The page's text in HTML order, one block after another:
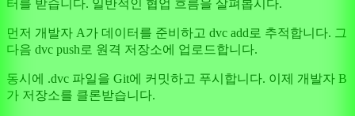
터를 받습니다. 일반적인 협업 흐름을 살펴봅시다.
먼저 개발자 A가 데이터를 준비하고 dvc add로 추적합니다. 그
다음 dvc push로 원격 저장소에 업로드합니다.
동시에 .dvc 파일을 Git에 커밋하고 푸시합니다. 이제 개발자 B
가 저장소를 클론받습니다.